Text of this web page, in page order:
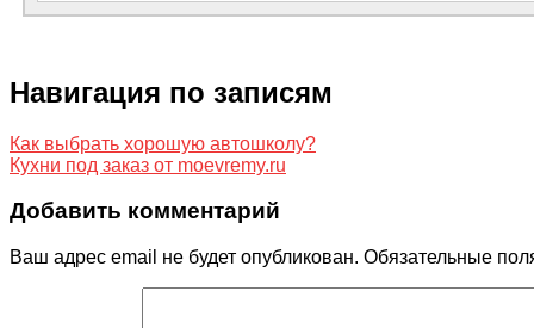
Навигация по записям
Как выбрать хорошую автошколу?
Кухни под заказ от moevremy.ru
Добавить комментарий
Ваш адрес email не будет опубликован. Обязательные